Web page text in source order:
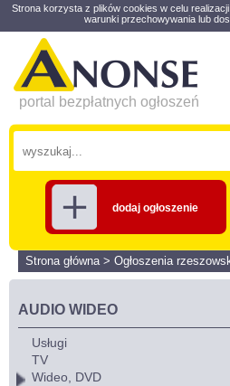
Strona korzysta z plików cookies w celu realizacji
warunki przechowywania lub
portal bezpłatnych ogłoszeń
dodaj ogłoszenie
Strona główna> Ogłoszenia
AUDIO WIDEO
Usługi
TV
Wideo, DVD